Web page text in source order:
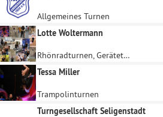
Allgemeines Turnen
Lotte Woltermann
Rhönradturnen, Geräteturnen
Tessa Miller
Trampolinturnen
Turngesellschaft Seligenstadt